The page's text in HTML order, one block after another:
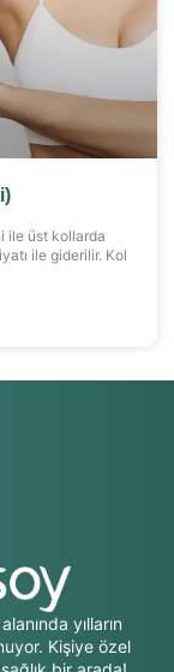
ile üst kollarda
ile giderilir. Kol
yılların
Kişiye özel